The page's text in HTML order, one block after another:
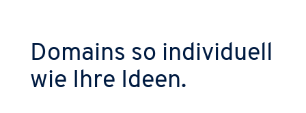
Domains so individuell
wie Ihre Ideen.